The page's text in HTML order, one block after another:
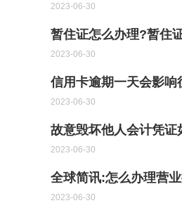
2023-06-30
暂住证怎么办理?暂住
2023-06-30
信用卡逾期一天会影响
2023-06-30
故意毁坏他人会计凭证
2023-06-30
全球简讯:怎么办理营
2023-06-30